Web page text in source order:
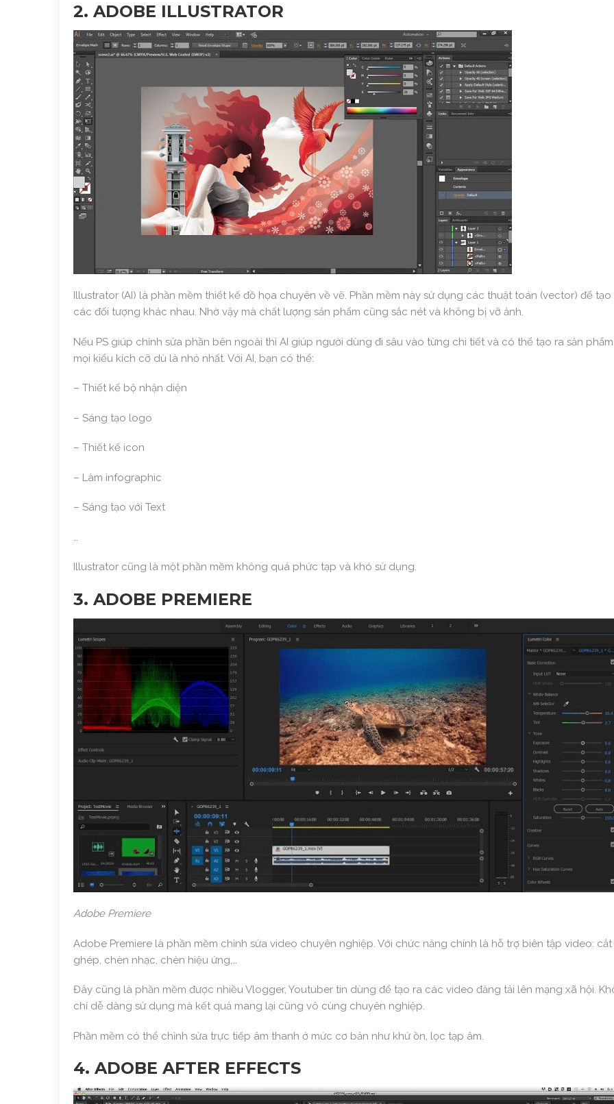
2. ADOBE ILLUSTRATOR
Illustrator (AI) là phần mềm thiết kế đồ họa chuyên về vẽ. Phần mềm này sử dụng các thuật toán (vector) để tạo
các đối tượng khác nhau. Nhờ vậy mà chất lượng sản phẩm cũng sắc nét và không bị vỡ ảnh.
Nếu PS giúp chỉnh sửa phần bên ngoài thì AI giúp người dùng đi sâu vào từng chi tiết và có thể tạo ra sản
mọi kiểu kích cỡ dù là nhỏ nhất. Với AI, bạn có thể:
– Thiết kế bộ nhận diện
– Sáng tạo logo
– Thiết kế icon
– Làm infographic
– Sáng tạo với Text
…
Illustrator cũng là một phần mềm không quá phức tạp và khó sử dụng.
3. ADOBE PREMIERE
Adobe Premiere
Adobe Premiere là phần mềm chỉnh sửa video chuyên nghiệp. Với chức năng chính là hỗ trợ biên tập video: cắt
ghép, chèn nhạc, chèn hiệu ứng,…
Đây cũng là phần mềm được nhiều Vlogger, Youtuber tin dùng để tạo ra các video đăng tải lên mạng xã hội.
chỉ dễ dàng sử dụng mà kết quả mang lại cũng vô cùng chuyên nghiệp.
Phần mềm có thể chỉnh sửa trực tiếp âm thanh ở mức cơ bản như khử ồn, lọc tạp âm.
4. ADOBE AFTER EFFECTS